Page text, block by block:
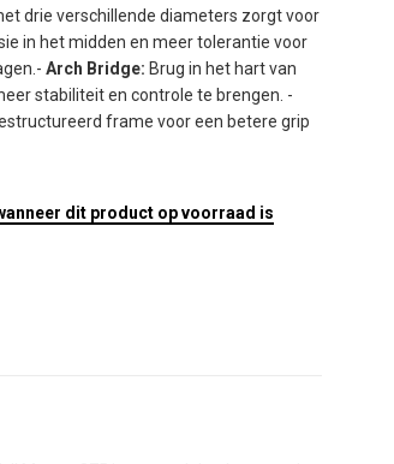
drie verschillende diameters zorgt voor
in het midden en meer tolerantie voor
Arch Bridge: Brug in het hart van
stabiliteit en controle te brengen. -
frame voor een betere grip
dit product op voorraad is